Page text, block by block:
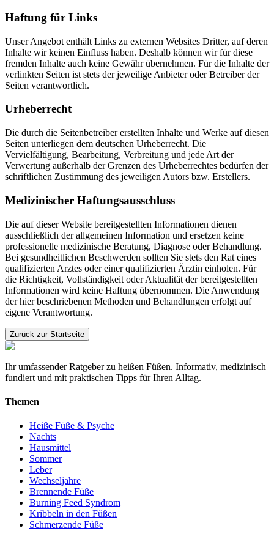
Haftung für Links
Unser Angebot enthält Links zu externen Websites Dritter, auf deren
Inhalte wir keinen Einfluss haben. Deshalb können wir für diese
fremden Inhalte auch keine Gewähr übernehmen. Für die Inhalte der
verlinkten Seiten ist stets der jeweilige Anbieter oder Betreiber der
Seiten verantwortlich.
Urheberrecht
Die durch die Seitenbetreiber erstellten Inhalte und Werke auf diesen
Seiten unterliegen dem deutschen Urheberrecht. Die
Vervielfältigung, Bearbeitung, Verbreitung und jede Art der
Verwertung außerhalb der Grenzen des Urheberrechtes bedürfen der
schriftlichen Zustimmung des jeweiligen Autors bzw. Erstellers.
Medizinischer Haftungsausschluss
Die auf dieser Website bereitgestellten Informationen dienen
ausschließlich der allgemeinen Information und ersetzen keine
professionelle medizinische Beratung, Diagnose oder Behandlung.
Bei gesundheitlichen Beschwerden sollten Sie stets den Rat eines
qualifizierten Arztes oder einer qualifizierten Ärztin einholen. Für
die Richtigkeit, Vollständigkeit oder Aktualität der bereitgestellten
Informationen wird keine Haftung übernommen. Die Anwendung
der hier beschriebenen Methoden und Behandlungen erfolgt auf
eigene Verantwortung.
Zurück zur Startseite
Ihr umfassender Ratgeber zu heißen Füßen. Informativ, medizinisch
fundiert und mit praktischen Tipps für Ihren Alltag.
Themen
Heiße Füße & Psyche
Nachts
Hausmittel
Sommer
Leber
Wechseljahre
Brennende Füße
Burning Feed Syndrom
Kribbeln in den Füßen
Schmerzende Füße